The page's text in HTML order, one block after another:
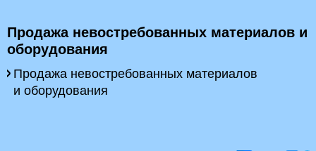
Продажа невостребованных материалов и
оборудования
Продажа невостребованных материалов
и оборудования